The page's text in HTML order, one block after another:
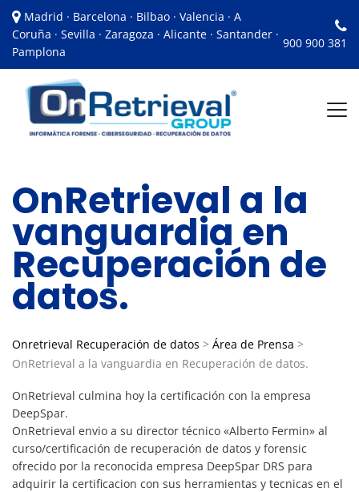
Madrid · Barcelona · Bilbao · Valencia · A
Coruña · Sevilla · Zaragoza · Alicante · Santander ·
Pamplona
900 900 381
OnRetrieval a la
vanguardia en
Recuperación de
datos.
Onretrieval Recuperación de datos > Área de Prensa >
OnRetrieval a la vanguardia en Recuperación de datos.
OnRetrieval culmina hoy la certificación con la empresa
DeepSpar.
OnRetrieval envio a su director técnico «Alberto Fermin» al
curso/certificación de recuperación de datos y forensic
ofrecido por la reconocida empresa DeepSpar DRS para
adquirir la certificacion con sus herramientas y tecnicas en el